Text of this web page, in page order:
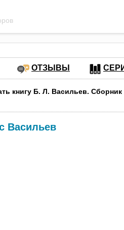
ОТЗЫВЫ
книгу Б. Л. Васильев. Сборник
Васильев